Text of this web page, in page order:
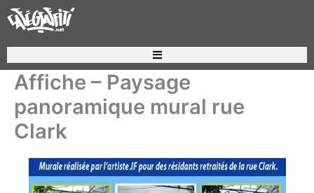
Aller
au
Affiche – Paysage
panoramique mural rue
Clark